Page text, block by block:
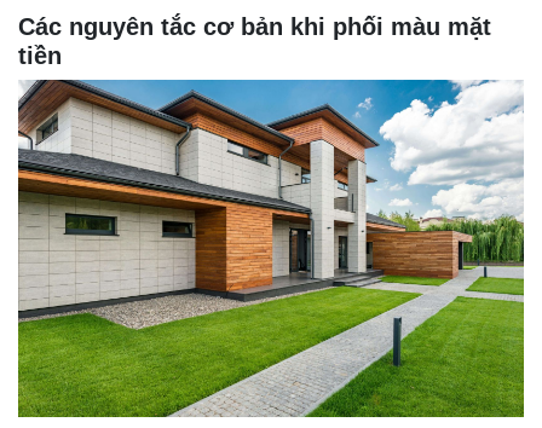
Các nguyên tắc cơ bản khi phối màu mặt
tiền